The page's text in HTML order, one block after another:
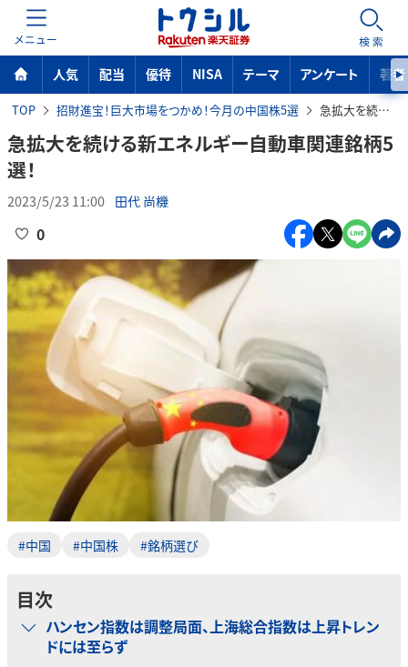
MENU 検索
人気 配当 優待 NISA テーマ アンケート 著者
TOP 招財進宝！巨大市場をつかめ！今月の中国株5選 急拡大を続ける新エネルギー自動車関連銘柄5選！
急拡大を続ける新エネルギー自動車関連銘柄5
選！
2023/5/23 11:00 田代 尚機
0
#中国 #中国株 #銘柄選び
目次
ハンセン指数は調整局面、上海総合指数は上昇トレン
ドには至らず